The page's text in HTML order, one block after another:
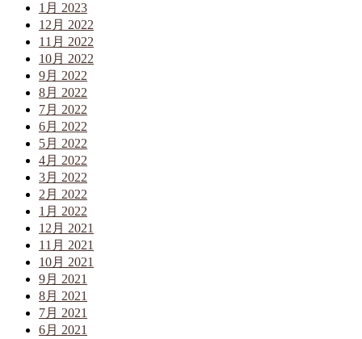
1月 2023
12月 2022
11月 2022
10月 2022
9月 2022
8月 2022
7月 2022
6月 2022
5月 2022
4月 2022
3月 2022
2月 2022
1月 2022
12月 2021
11月 2021
10月 2021
9月 2021
8月 2021
7月 2021
6月 2021